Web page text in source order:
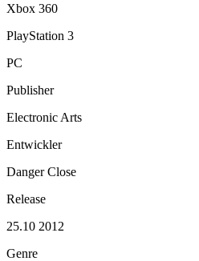
Xbox 360
PlayStation 3
PC
Publisher
Electronic Arts
Entwickler
Danger Close
Release
25.10 2012
Genre